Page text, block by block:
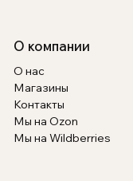
О компании
О нас
Магазины
Контакты
Мы на Ozon
Мы на Wildberries